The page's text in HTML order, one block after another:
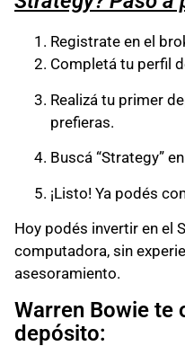
Registrate en el
Completá tu perfil
Realizá tu primer
prefieras.
Buscá “Strategy”
¡Listo! Ya podés
Hoy podés invertir en el
computadora, sin
asesoramiento.
Warren Bowie te
depósito: